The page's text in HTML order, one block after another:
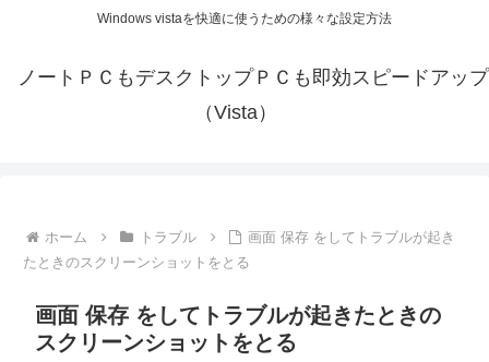
Windows vistaを快適に使うための様々な設定方法
ノートＰＣもデスクトップＰＣも即効スピードアップ
（Vista）
ホーム トラブル
画面 保存 をしてトラブルが起き
たときのスクリーンショットをとる
画面 保存 をしてトラブルが起きたときの
スクリーンショットをとる